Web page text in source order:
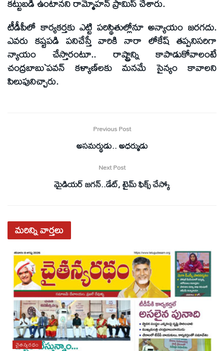
టీడీపీలో కార్యకర్తకు ఎట్టి పరిస్థితుల్లోనూ అన్యాయం జరగదు.
ఎవరు కష్టపడి పనిచేస్తే వారికి నారా లోకేష్‌ తప్పనిసరిగా
న్యాయం చేస్తారంటూ.. రాష్ట్రాన్ని కాపాడుకోవాలంటే
చంద్రబాబు`పవన్‌ కళ్యాణ్‌లకు మనమే సైన్యం కావాలని
పిలుపునిచ్చారు.
Previous Post
అసమర్థుడు.. అధర్ముడు
Next Post
మైడియర్‌ జగన్‌..డేట్‌, టైమ్‌ ఫిక్స్‌ చేస్కో
మరిన్నివార్తలు
చైతన్యరధం